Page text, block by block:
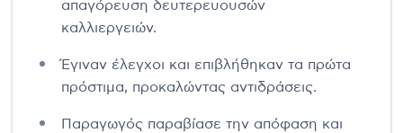
απαγόρευση δευτερευουσών
καλλιεργειών.
Έγιναν έλεγχοι και επιβλήθηκαν τα πρώτα
πρόστιμα, προκαλώντας αντιδράσεις.
Παραγωγός παραβίασε την απόφαση και